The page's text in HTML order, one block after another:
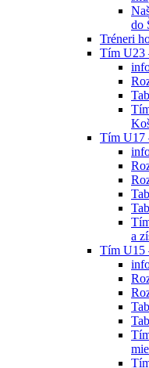
do
Tréneri
Tím U23
Tím U17
a
Tím U15